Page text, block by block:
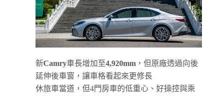
新Camry車長增加至4,920mm ，但原廠透過向後
延伸後車窗，讓車格看起來更修長
休旅車當道，但4門房車的低重心、好操控與乘